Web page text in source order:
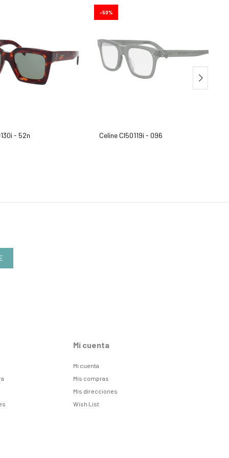
- 52n Celine Cl50119i - 096
50
Mi cuenta
Mi cuenta
Mis compras
Mis direcciones
Wish List